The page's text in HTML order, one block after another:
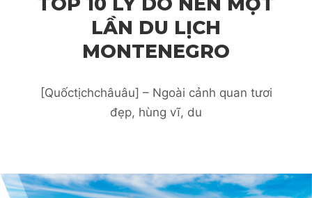
LẦN DU LỊCH
MONTENEGRO
[Quốctịchchâuâu] – Ngoài cảnh quan tươi
đẹp, hùng vĩ, du